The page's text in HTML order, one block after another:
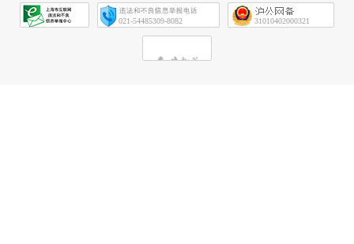
会
征
021-54485309-8082 31010402000321